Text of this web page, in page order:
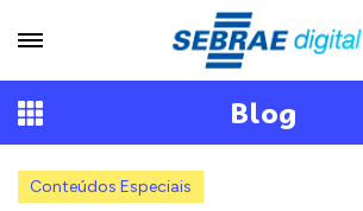
Blog
Conteúdos Especiais